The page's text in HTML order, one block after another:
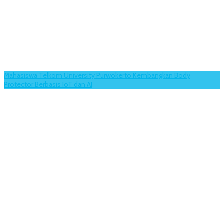
Mahasiswa Telkom University Purwokerto Kembangkan Body
Protector Berbasis IoT dan AI